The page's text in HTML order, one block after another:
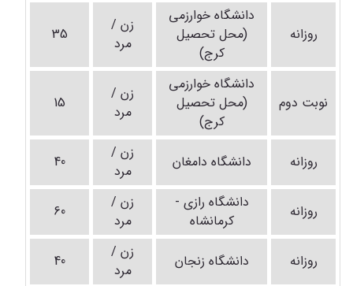
روزانه
دانشگاه خوارزمی
(محل تحصیل
کرج)
زن /
مرد
35
نوبت دوم
دانشگاه خوارزمی
(محل تحصیل
کرج)
زن /
مرد
15
روزانه دانشگاه دامغان
زن /
مرد
40
روزانه
دانشگاه رازی -
کرمانشاه
زن /
مرد
60
روزانه دانشگاه زنجان
زن /
مرد
40